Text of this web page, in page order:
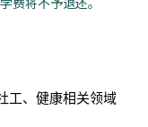
工、健康相关领域